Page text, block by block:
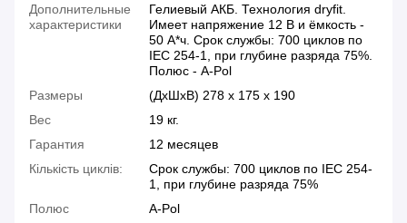
Дополнительные
характеристики
Гелиевый АКБ. Технология dryfit.
Имеет напряжение 12 В и ёмкость -
50 А*ч. Срок службы: 700 циклов по
IEC 254-1, при глубине разряда 75%.
Полюс - A-Pol
Размеры
(ДхШхВ) 278 x 175 x 190
Вес
19 кг.
Гарантия
12 месяцев
Кількість циклів:
Срок службы: 700 циклов по IEC 254-
1, при глубине разряда 75%
Полюс
A-Pol